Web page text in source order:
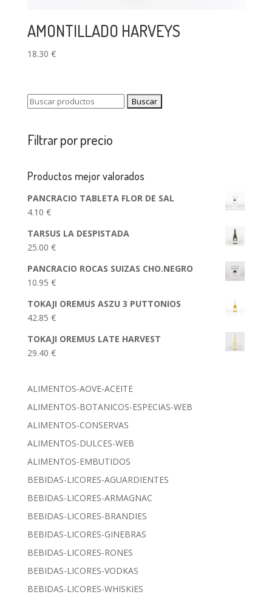
AMONTILLADO HARVEYS
18.30 €
Buscar:
Filtrar por precio
Productos mejor valorados
PANCRACIO TABLETA FLOR DE SAL
4.10 €
TARSUS LA DESPISTADA
25.00 €
PANCRACIO ROCAS SUIZAS CHO.NEGRO
10.95 €
TOKAJI OREMUS ASZU 3 PUTTONIOS
42.85 €
TOKAJI OREMUS LATE HARVEST
29.40 €
ALIMENTOS-AOVE-ACEITE
ALIMENTOS-BOTANICOS-ESPECIAS-WEB
ALIMENTOS-CONSERVAS
ALIMENTOS-DULCES-WEB
ALIMENTOS-EMBUTIDOS
BEBIDAS-LICORES-AGUARDIENTES
BEBIDAS-LICORES-ARMAGNAC
BEBIDAS-LICORES-BRANDIES
BEBIDAS-LICORES-GINEBRAS
BEBIDAS-LICORES-RONES
BEBIDAS-LICORES-VODKAS
BEBIDAS-LICORES-WHISKIES